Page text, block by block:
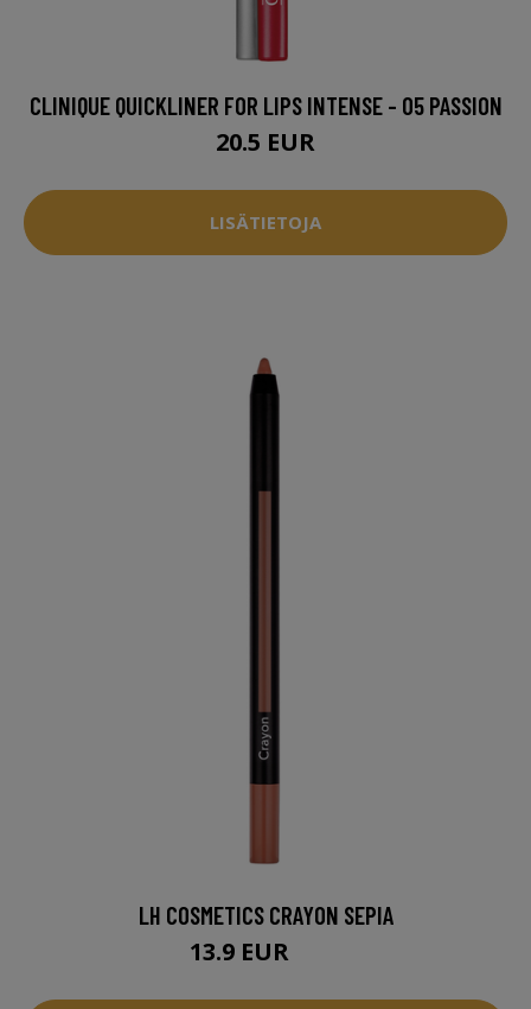
CLINIQUE QUICKLINER FOR LIPS INTENSE - 05 PASSION
20.5 EUR
LISÄTIETOJA
LH COSMETICS CRAYON SEPIA
13.9 EUR